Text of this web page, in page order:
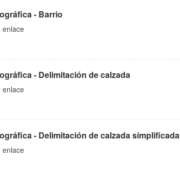
- Barrio
enlace
- Delimitación de calzada
enlace
- Delimitación de calzada simplificada
enlace